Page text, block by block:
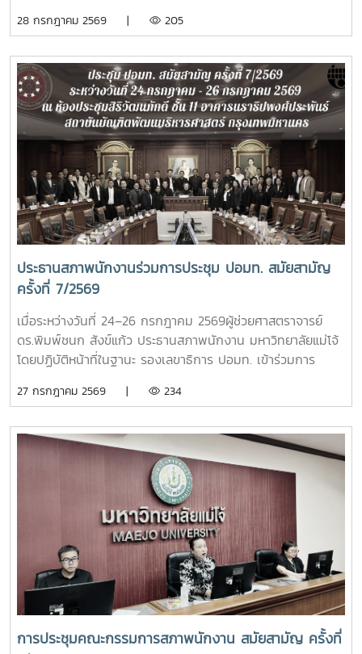
วชิรเกล้าเจ้าอยู่หัว เนื่องในโอกาสมหามงคลเฉลิมพระชนมพรรษา
มา อธิการบดีมหาวิทยาลัยแม่โจ้ เป็นประธานใน มีพิธีถวายสัตย์
ปฏิญาณเพื่อเป็นข้าราชการที่ดีและเป็นพลังของแผ่นดิน พิธีวาง
พานพุ่ม ถวายเครื่องราชสักการะ และพิธีจุดเทียนถวายพระพร
ชัยมงคลซึ่งแสดงถึงความจงรักภักดีต่อสถาบันพระมหากษัตริย์
โดยมีผู้บริหาร คณาจารย์ หัวหน้าส่วนงาน ข้าราชการ บุคลากร ผู้
แทนศิษย์เก่าแม่โจ้ และนักศึกษารวมถึงหน่วยงานปกครองส่วน
ท้องถิ่น ร่วมเข้าพิธี ณ อาคารแผ่พืชน์มหาวิทยาลัยแม่โจ้
28 กรกฎาคม 2569 | 205
ประธานสภาพนักงานร่วมการประชุม ปอมท. สมัยสามัญ
ครั้งที่ 7/2569
เมื่อระหว่างวันที่ 24–26 กรกฎาคม 2569ผู้ช่วยศาสตราจารย์
ดร.พิมพ์ชนก สังข์แก้ว ประธานสภาพนักงาน มหาวิทยาลัยแม่โจ้
โดยปฏิบัติหน้าที่ในฐานะ รองเลขาธิการ ปอมท. เข้าร่วมการ
พัฒนบริหารศาสตร์ (NIDA) กรุงเทพมหานคร โดยมีผู้แทนจาก
ทิศทางการดำเนินงานของ ปอมท. และแลกเปลี่ยนความคิดเห็นใน
ประเด็นสำคัญด้านการอุดมศึกษา การประชุมครั้งนี้ได้ติดตาม
ความก้าวหน้าการเตรียมจัดประชุมวิชาการ ปอมท. ประจำปี 2569
การจัดทำวารสารวิชาการ ปอมท. (JCUFST) การยกร่างข้อบังคับ
สมาคม ปอมท. ตลอดจนโครงการเสวนา Dinner Talk ร่วมกับ
อาจารย์ดีเด่นแห่งชาติ เพื่อส่งเสริมการแลกเปลี่ยนองค์ความรู้และ
การพัฒนาวิชาชีพอาจารย์ในระดับประเทศนอกจากนี้ ที่ประชุมยัง
ได้พิจารณาความก้าวหน้าการคัดเลือกอาจารย์ดีเด่นแห่งชาติ
ประจำปี พ.ศ. 2569 พร้อมกำหนดแนวทางและกรอบการดำเนิน
งานในรอบสัมภาษณ์ รวมถึงพิจารณาแนวปฏิบัติในการคัดเลือก
เพื่อให้กระบวนการดำเนินงานมีความโปร่งใส เป็นธรรม และมี
27 กรกฎาคม 2569 | 234
การประชุมคณะกรรมการสภาพนักงาน สมัยสามัญ ครั้งที่